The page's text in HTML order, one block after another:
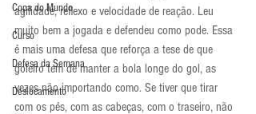
Copa do Mundo
Curso
Defesa da Semana
Deslocamento
agilidade, reflexo e velocidade de reação. Leu
muito bem a jogada e defendeu como pode. Essa
é mais uma defesa que reforça a tese de que
goleiro tem de manter a bola longe do gol, as
vezes não importando como. Se tiver que tirar
com os pés, com as cabeças, com o traseiro, não